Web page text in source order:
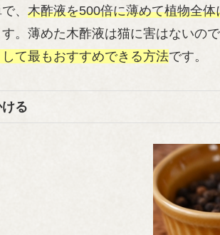
、 木酢液を500倍に薄めて植物全
。薄めた木酢液は猫に害はないの
て最もおすすめできる方法です。
る